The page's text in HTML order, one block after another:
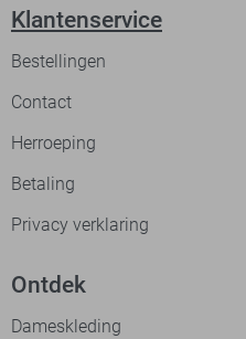
Klantenservice
Bestellingen
Contact
Herroeping
Betaling
Privacy verklaring
Ontdek
Dameskleding